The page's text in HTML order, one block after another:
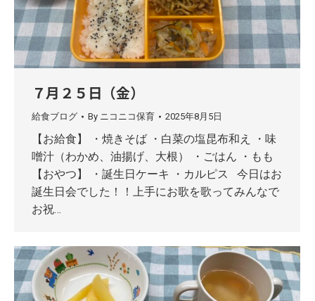
７月２５日（金）
給食ブログ By ニコニコ保育 2025年8月5日
【お給食】 ・焼きそば ・白菜の塩昆布和え ・味
噌汁（わかめ、油揚げ、大根） ・ごはん ・もも
【おやつ】 ・誕生日ケーキ ・カルピス 今日はお
誕生日会でした！！上手にお歌を歌ってみんなで
お祝…